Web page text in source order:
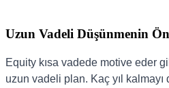
Uzun Vadeli Düşünmenin
Equity kısa vadede motive eder
uzun vadeli plan. Kaç yıl